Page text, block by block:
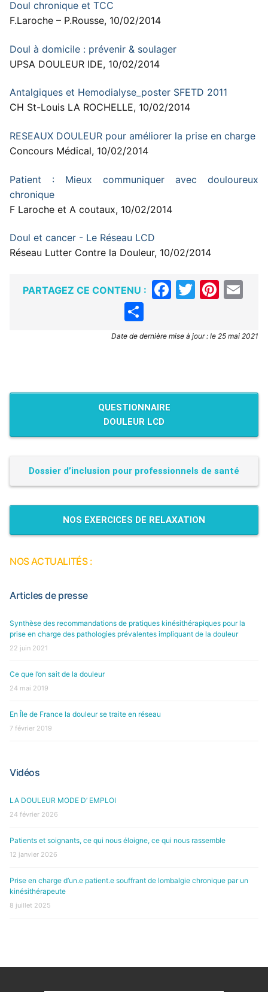
Doul chronique et TCC
F.Laroche – P.Rousse, 10/02/2014
Doul à domicile : prévenir & soulager
UPSA DOULEUR IDE, 10/02/2014
Antalgiques et Hemodialyse_poster SFETD 2011
CH St-Louis LA ROCHELLE, 10/02/2014
RESEAUX DOULEUR pour améliorer la prise en charge
Concours Médical, 10/02/2014
Patient : Mieux communiquer avec douloureux
chronique
F Laroche et A coutaux, 10/02/2014
Doul et cancer - Le Réseau LCD
Réseau Lutter Contre la Douleur, 10/02/2014
PARTAGEZ CE CONTENU : Facebook
Twitter
Date de dernière mise à jour : le 25 mai 2021
QUESTIONNAIRE
DOULEUR LCD
Dossier d’inclusion pour professionnels de santé
NOS EXERCICES DE RELAXATION
NOS ACTUALITÉS :
Articles de presse
Synthèse des recommandations de pratiques kinésithérapiques pour la
prise en charge des pathologies prévalentes impliquant de la douleur
22 juin 2021
Ce que l’on sait de la douleur
24 mai 2019
En Île de France la douleur se traite en réseau
7 février 2019
Vidéos
LA DOULEUR MODE D’ EMPLOI
24 février 2026
Patients et soignants, ce qui nous éloigne, ce qui nous rassemble
12 janvier 2026
Prise en charge d’un.e patient.e souffrant de lombalgie chronique par un
kinésithérapeute
8 juillet 2025